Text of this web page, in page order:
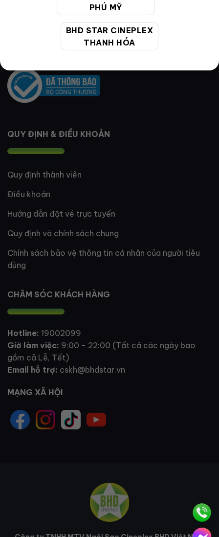
PHÚ MỸ
BHD STAR CINEPLEX
THANH HÓA
QUY ĐỊNH & ĐIỀU KHOẢN
Quy định thành viên
Điều khoản
Hướng dẫn đặt vé trực tuyến
Quy định và chính sách chung
Chính sách bảo vệ thông tin cá nhân của người tiêu
dùng
CHĂM SÓC KHÁCH HÀNG
Hotline: 19002099
Giờ làm việc: 9:00 - 22:00 (Tất cả các ngày bao
gồm cả Lễ, Tết)
Email hỗ trợ: cskh@bhdstar.vn
MẠNG XÃ HỘI